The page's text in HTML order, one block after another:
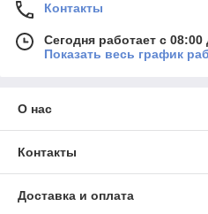
Контакты
Сегодня работает с 08:00
Показать весь график
О нас
Контакты
Доставка и оплата